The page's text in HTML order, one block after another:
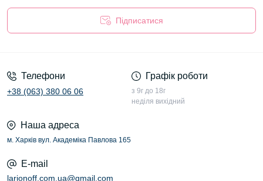
Підписатися
Телефони
+38 (063) 380 06 06
Графік роботи
з 9г до 18г
неділя вихідний
Наша адреса
м. Харків вул. Академіка Павлова 165
E-mail
larionoff.com.ua@gmail.com